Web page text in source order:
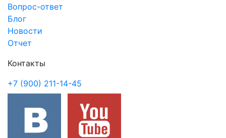
Вопрос-ответ
Блог
Новости
Отчет
Контакты
+7 (900) 211-14-45